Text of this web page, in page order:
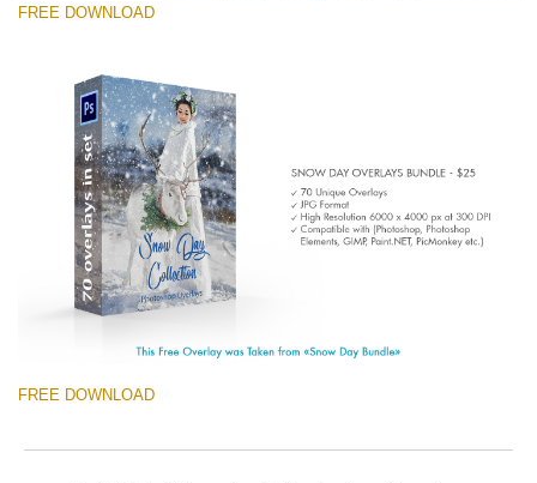
FREE DOWNLOAD
FREE DOWNLOAD